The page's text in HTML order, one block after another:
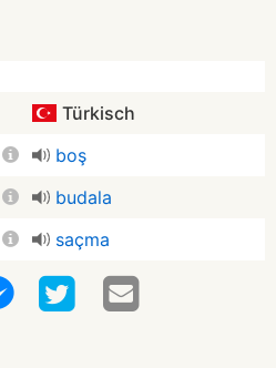
Türkisch
boş
budala
saçma